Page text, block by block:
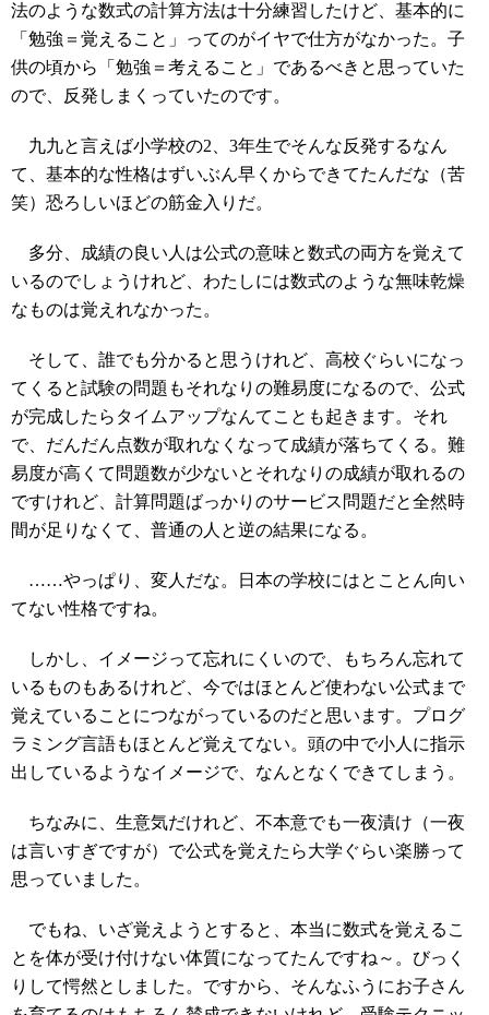
法のような数式の計算方法は十分練習したけど、基本的に
「勉強＝覚えること」ってのがイヤで仕方がなかった。子
供の頃から「勉強＝考えること」であるべきと思っていた
ので、反発しまくっていたのです。
九九と言えば小学校の2、3年生でそんな反発するなん
て、基本的な性格はずいぶん早くからできてたんだな（苦
笑）恐ろしいほどの筋金入りだ。
多分、成績の良い人は公式の意味と数式の両方を覚えて
いるのでしょうけれど、わたしには数式のような無味乾燥
なものは覚えれなかった。
そして、誰でも分かると思うけれど、高校ぐらいになっ
てくると試験の問題もそれなりの難易度になるので、公式
が完成したらタイムアップなんてことも起きます。それ
で、だんだん点数が取れなくなって成績が落ちてくる。難
易度が高くて問題数が少ないとそれなりの成績が取れるの
ですけれど、計算問題ばっかりのサービス問題だと全然時
間が足りなくて、普通の人と逆の結果になる。
……やっぱり、変人だな。日本の学校にはとことん向い
てない性格ですね。
しかし、イメージって忘れにくいので、もちろん忘れて
いるものもあるけれど、今ではほとんど使わない公式まで
覚えていることにつながっているのだと思います。プログ
ラミング言語もほとんど覚えてない。頭の中で小人に指示
出しているようなイメージで、なんとなくできてしまう。
ちなみに、生意気だけれど、不本意でも一夜漬け（一夜
は言いすぎですが）で公式を覚えたら大学ぐらい楽勝って
思っていました。
でもね、いざ覚えようとすると、本当に数式を覚えるこ
とを体が受け付けない体質になってたんですね～。びっく
りして愕然としました。ですから、そんなふうにお子さん